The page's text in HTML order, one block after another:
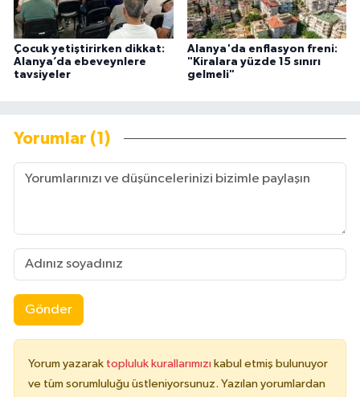
Çocuk yetiştirirken dikkat:
Alanya’da ebeveynlere
tavsiyeler
Alanya'da enflasyon freni:
"Kiralara yüzde 15 sınırı
gelmeli"
Yorumlar (1)
Gönder
Yorum yazarak topluluk kurallarımızı kabul etmiş bulunuyor
ve tüm sorumluluğu üstleniyorsunuz. Yazılan yorumlardan